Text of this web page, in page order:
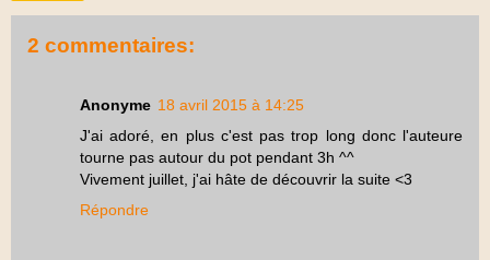
2 commentaires:
Anonyme 18 avril 2015 à 14:25
J'ai adoré, en plus c'est pas trop long donc l'auteure
tourne pas autour du pot pendant 3h ^^
Vivement juillet, j'ai hâte de découvrir la suite <3
Répondre